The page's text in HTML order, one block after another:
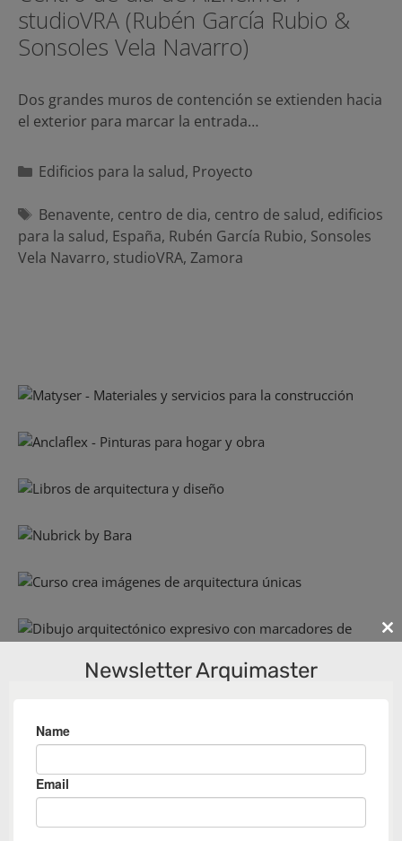
studioVRA (Rubén García Rubio &
Sonsoles Vela Navarro)
Dos grandes muros de contención se extienden hacia
el exterior para marcar la entrada…
Categorías
Edificios para la salud, Proyecto
Etiquetas
Benavente, centro de dia, centro de salud, edificios
para la salud, España, Rubén García Rubio, Sonsoles
Vela Navarro, studioVRA, Zamora
Newsletter Arquimaster